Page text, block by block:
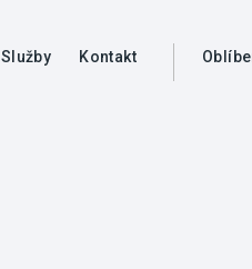
Služby Kontakt